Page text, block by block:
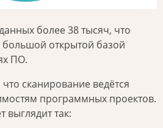
более 38 тысяч, что
большой открытой базой
ПО.
сканирование ведётся
программных проектов.
выглядит так: